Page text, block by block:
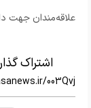
علاقه‌مندان جهت
اشتراک
003Qvj